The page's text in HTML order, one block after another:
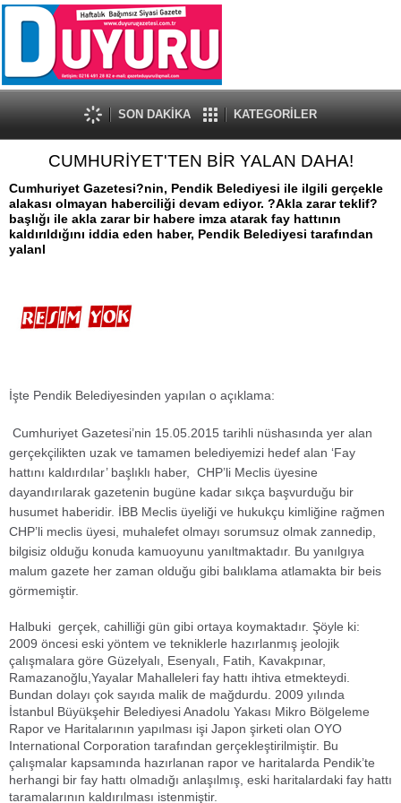
SON DAKİKA KATEGORİLER
CUMHURİYET'TEN BİR YALAN DAHA!
Cumhuriyet Gazetesi?nin, Pendik Belediyesi ile ilgili gerçekle
alakası olmayan haberciliği devam ediyor. ?Akla zarar teklif?
başlığı ile akla zarar bir habere imza atarak fay hattının
kaldırıldığını iddia eden haber, Pendik Belediyesi tarafından
yalanl
İşte Pendik Belediyesinden yapılan o açıklama:
Cumhuriyet Gazetesi’nin 15.05.2015 tarihli nüshasında yer alan
gerçekçilikten uzak ve tamamen belediyemizi hedef alan ‘Fay
hattını kaldırdılar’ başlıklı haber, CHP’li Meclis üyesine
dayandırılarak gazetenin bugüne kadar sıkça başvurduğu bir
husumet haberidir. İBB Meclis üyeliği ve hukukçu kimliğine rağmen
CHP’li meclis üyesi, muhalefet olmayı sorumsuz olmak zannedip,
bilgisiz olduğu konuda kamuoyunu yanıltmaktadır. Bu yanılgıya
malum gazete her zaman olduğu gibi balıklama atlamakta bir beis
görmemiştir.
Halbuki gerçek, cahilliği gün gibi ortaya koymaktadır. Şöyle ki:
2009 öncesi eski yöntem ve tekniklerle hazırlanmış jeolojik
çalışmalara göre Güzelyalı, Esenyalı, Fatih, Kavakpınar,
Ramazanoğlu,Yayalar Mahalleleri fay hattı ihtiva etmekteydi.
Bundan dolayı çok sayıda malik de mağdurdu. 2009 yılında
İstanbul Büyükşehir Belediyesi Anadolu Yakası Mikro Bölgeleme
Rapor ve Haritalarının yapılması işi Japon şirketi olan OYO
International Corporation tarafından gerçekleştirilmiştir. Bu
çalışmalar kapsamında hazırlanan rapor ve haritalarda Pendik’te
herhangi bir fay hattı olmadığı anlaşılmış, eski haritalardaki fay hattı
taramalarının kaldırılması istenmiştir.